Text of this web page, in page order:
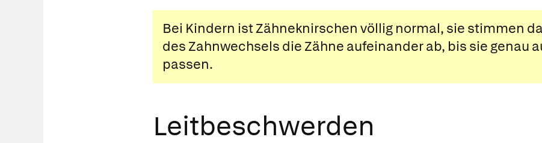
Bei Kindern ist Zähneknirschen völlig normal, sie stimmen
des Zahnwechsels die Zähne aufeinander ab, bis sie genau
passen.
Leitbeschwerden